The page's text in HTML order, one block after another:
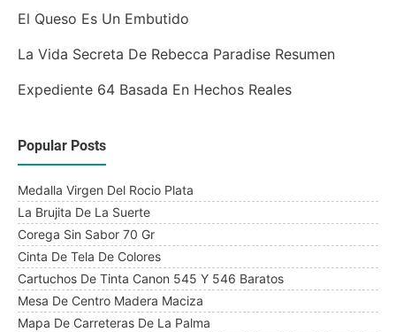
El Queso Es Un Embutido
La Vida Secreta De Rebecca Paradise Resumen
Expediente 64 Basada En Hechos Reales
Popular Posts
Medalla Virgen Del Rocio Plata
La Brujita De La Suerte
Corega Sin Sabor 70 Gr
Cinta De Tela De Colores
Cartuchos De Tinta Canon 545 Y 546 Baratos
Mesa De Centro Madera Maciza
Mapa De Carreteras De La Palma